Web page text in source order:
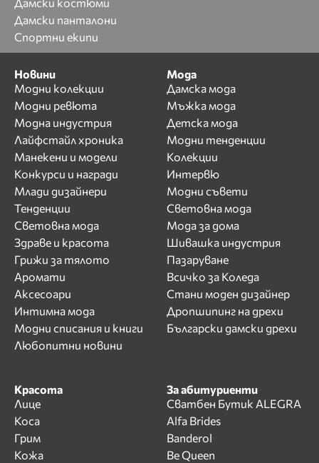
Дамски панталони
Спортни екипи
Новини
Модни колекции
Модни ревюта
Модна индустрия
Лайфстайл хроника
Манекени и модели
Конкурси и награди
Млади дизайнери
Тенденции
Световна мода
Здраве и красота
Грижи за тялото
Аромати
Аксесоари
Интимна мода
Модни списания и книги
Любопитни новини
Мода
Дамска мода
Мъжка мода
Детска мода
Модни тенденции
Колекции
Интервю
Модни съвети
Световна мода
Мода за дома
Шивашка индустрия
Пазаруване
Всичко за Коледа
Стани моден дизайнер
Дропшипинг на дрехи
Български дамски дрехи
Красота
Лице
Коса
Грим
Кожа
За абитуриенти
Сватбен Бутик ALEGRA
Alfa Brides
Banderol
Be Queen